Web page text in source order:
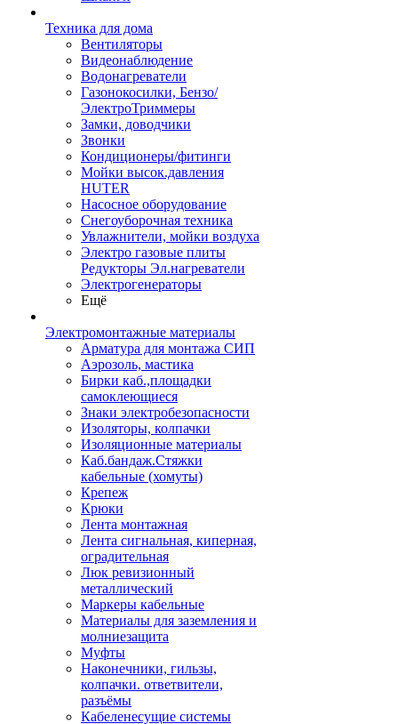
Техника для дома
Вентиляторы
Видеонаблюдение
Водонагреватели
Газонокосилки, Бензо/
ЭлектроТриммеры
Замки, доводчики
Звонки
Кондиционеры/фитинги
Мойки высок.давления
HUTER
Насосное оборудование
Снегоуборочная техника
Увлажнители, мойки воздуха
Электро газовые плиты
Редукторы Эл.нагреватели
Электрогенераторы
Ещё
Электромонтажные материалы
Арматура для монтажа СИП
Аэрозоль, мастика
Бирки каб.,площадки
самоклеющиеся
Знаки электробезопасности
Изоляторы, колпачки
Изоляционные материалы
Каб.бандаж.Стяжки
кабельные (хомуты)
Крепеж
Крюки
Лента монтажная
Лента сигнальная, киперная,
оградительная
Люк ревизионный
металлический
Маркеры кабельные
Материалы для заземления и
молниезащита
Муфты
Наконечники, гильзы,
колпачки. ответвители,
разъёмы
Кабеленесущие системы